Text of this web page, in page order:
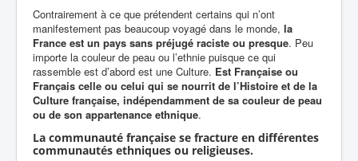
Contrairement à ce que prétendent certains qui n’ont
manifestement pas beaucoup voyagé dans le monde, la
France est un pays sans préjugé raciste ou presque. Peu
importe la couleur de peau ou l’ethnie puisque ce qui
rassemble est d’abord est une Culture. Est Française ou
Français celle ou celui qui se nourrit de l’Histoire et de la
Culture française, indépendamment de sa couleur de peau
ou de son appartenance ethnique.
La communauté française se fracture en différentes
communautés ethniques ou religieuses.